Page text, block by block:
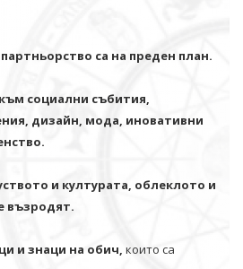
са на преден план.
социални събития,
дизайн, мода, иновативни
и културата, облеклото и
възродят.
и знаци на обич, които са